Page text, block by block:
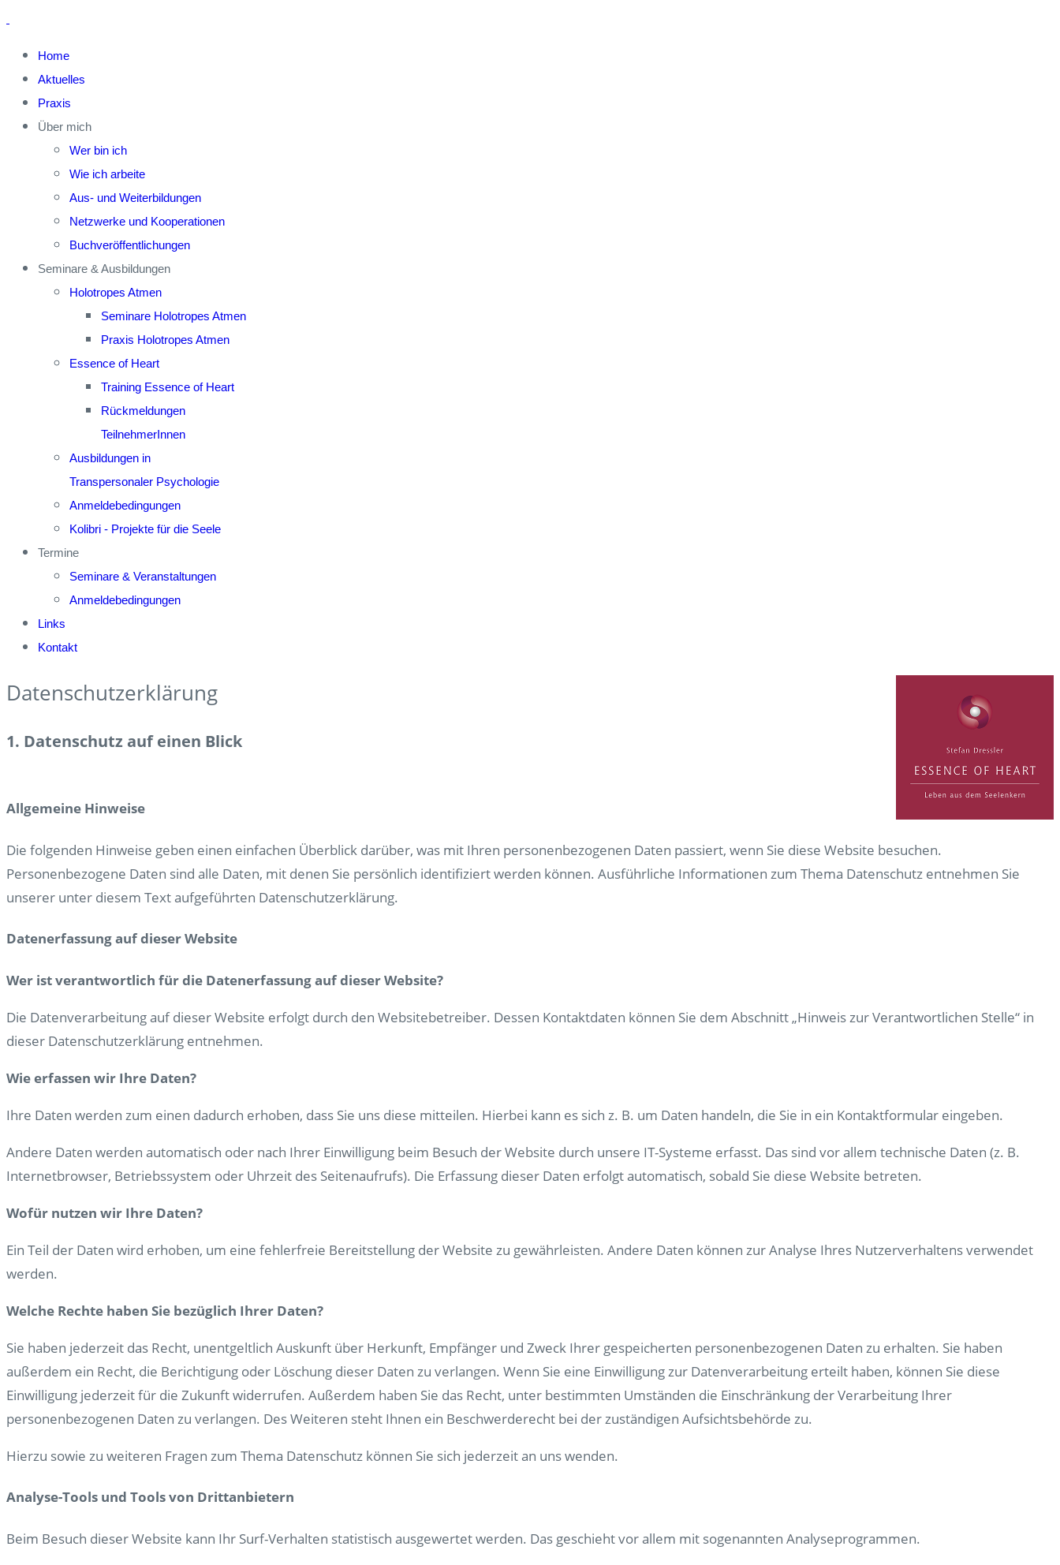
Home
Aktuelles
Praxis
Über mich
Wer bin ich
Wie ich arbeite
Aus- und Weiterbildungen
Netzwerke und Kooperationen
Buchveröffentlichungen
Seminare & Ausbildungen
Holotropes Atmen
Seminare Holotropes Atmen
Praxis Holotropes Atmen
Essence of Heart
Training Essence of Heart
Rückmeldungen
TeilnehmerInnen
Ausbildungen in
Transpersonaler Psychologie
Anmeldebedingungen
Kolibri - Projekte für die Seele
Termine
Seminare & Veranstaltungen
Anmeldebedingungen
Links
Kontakt
Datenschutzerklärung
1. Datenschutz auf einen Blick
Allgemeine Hinweise
Die folgenden Hinweise geben einen einfachen Überblick darüber, was mit Ihren personenbezogenen Daten passiert, wenn Sie diese Website besuchen.
Personenbezogene Daten sind alle Daten, mit denen Sie persönlich identifiziert werden können. Ausführliche Informationen zum Thema Datenschutz entnehmen Sie
unserer unter diesem Text aufgeführten Datenschutzerklärung.
Datenerfassung auf dieser Website
Wer ist verantwortlich für die Datenerfassung auf dieser Website?
Die Datenverarbeitung auf dieser Website erfolgt durch den Websitebetreiber. Dessen Kontaktdaten können Sie dem Abschnitt „Hinweis zur Verantwortlichen Stelle“ in
dieser Datenschutzerklärung entnehmen.
Wie erfassen wir Ihre Daten?
Ihre Daten werden zum einen dadurch erhoben, dass Sie uns diese mitteilen. Hierbei kann es sich z. B. um Daten handeln, die Sie in ein Kontaktformular eingeben.
Andere Daten werden automatisch oder nach Ihrer Einwilligung beim Besuch der Website durch unsere IT-Systeme erfasst. Das sind vor allem technische Daten (z. B.
Internetbrowser, Betriebssystem oder Uhrzeit des Seitenaufrufs). Die Erfassung dieser Daten erfolgt automatisch, sobald Sie diese Website betreten.
Wofür nutzen wir Ihre Daten?
Ein Teil der Daten wird erhoben, um eine fehlerfreie Bereitstellung der Website zu gewährleisten. Andere Daten können zur Analyse Ihres Nutzerverhaltens verwendet
werden.
Welche Rechte haben Sie bezüglich Ihrer Daten?
Sie haben jederzeit das Recht, unentgeltlich Auskunft über Herkunft, Empfänger und Zweck Ihrer gespeicherten personenbezogenen Daten zu erhalten. Sie haben
außerdem ein Recht, die Berichtigung oder Löschung dieser Daten zu verlangen. Wenn Sie eine Einwilligung zur Datenverarbeitung erteilt haben, können Sie diese
Einwilligung jederzeit für die Zukunft widerrufen. Außerdem haben Sie das Recht, unter bestimmten Umständen die Einschränkung der Verarbeitung Ihrer
personenbezogenen Daten zu verlangen. Des Weiteren steht Ihnen ein Beschwerderecht bei der zuständigen Aufsichtsbehörde zu.
Hierzu sowie zu weiteren Fragen zum Thema Datenschutz können Sie sich jederzeit an uns wenden.
Analyse-Tools und Tools von Dritt­anbietern
Beim Besuch dieser Website kann Ihr Surf-Verhalten statistisch ausgewertet werden. Das geschieht vor allem mit sogenannten Analyseprogrammen.